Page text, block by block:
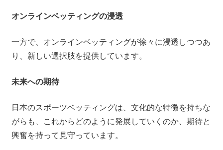
オンラインベッティングの浸透
一方で、オンラインベッティングが徐々に浸透しつつあ
り、新しい選択肢を提供しています。
未来への期待
日本のスポーツベッティングは、文化的な特徴を持ちな
がらも、これからどのように発展していくのか、期待と
興奮を持って見守っています。